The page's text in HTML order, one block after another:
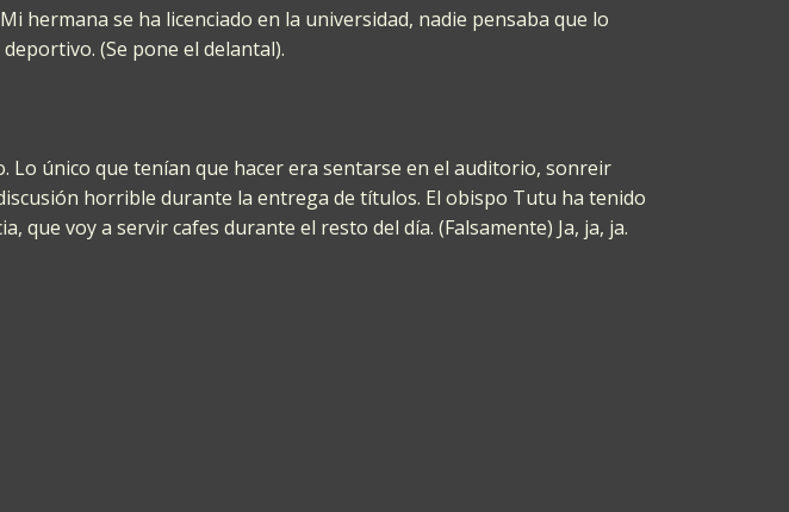
hermana se ha licenciado en la universidad, nadie pensaba que lo
(Se pone el delantal).
Lo único que tenían que hacer era sentarse en el auditorio, sonreir
horrible durante la entrega de títulos. El obispo Tutu ha tenido
que voy a servir cafes durante el resto del día. (Falsamente) Ja, ja, ja.